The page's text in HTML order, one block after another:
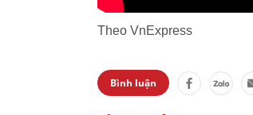
Theo VnExpress
Bình luận